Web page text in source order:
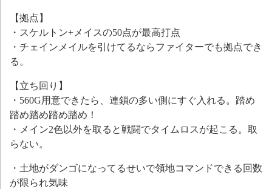
【拠点】
・スケルトン+メイスの50点が最高打点
・チェインメイルを引けてるならファイターでも拠点でき
る。
【立ち回り】
・560G用意できたら、連鎖の多い側にすぐ入れる。踏め
踏め踏め踏め踏め！
・メイン2色以外を取ると戦闘でタイムロスが起こる。取
らない。
・土地がダンゴになってるせいで領地コマンドできる回数
が限られ気味